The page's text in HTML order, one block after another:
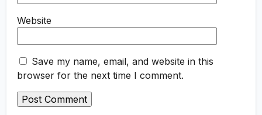
Website
Save my name, email, and website in this
browser for the next time I comment.